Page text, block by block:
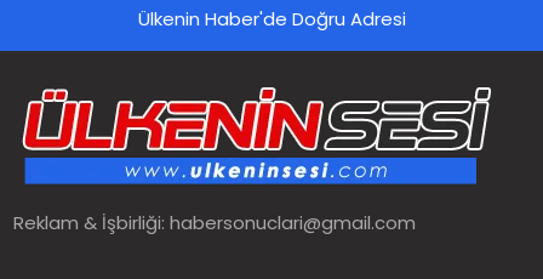
Ülkenin Haber'de Doğru Adresi
Reklam & İşbirliği:habersonuclari@gmail.com